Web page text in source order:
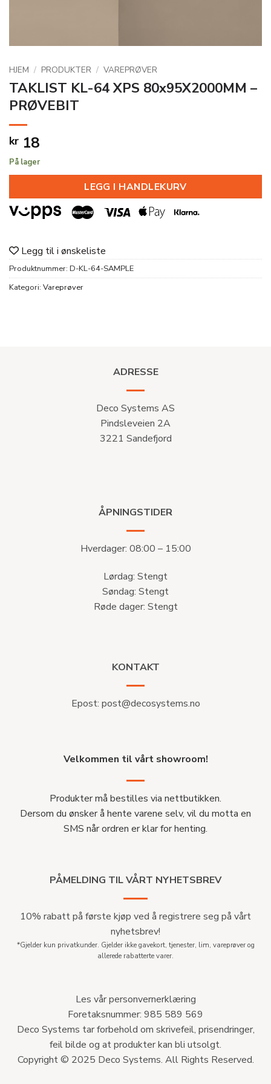
HJEM / PRODUKTER / VAREPRØVER
TAKLIST KL-64 XPS 80x95X2000MM –
PRØVEBIT
kr 18
På lager
LEGG I HANDLEKURV
Legg til i ønskeliste
Produktnummer: D-KL-64-SAMPLE
Kategori: Vareprøver
ADRESSE
Deco Systems AS
Pindsleveien 2A
3221 Sandefjord
ÅPNINGSTIDER
Hverdager: 08:00 – 15:00
Lørdag: Stengt
Søndag: Stengt
Røde dager: Stengt
KONTAKT
Epost: post@decosystems.no
Velkommen til vårt showroom!
Produkter må bestilles via nettbutikken.
Dersom du ønsker å hente varene selv, vil du motta en
SMS når ordren er klar for henting.
PÅMELDING TIL VÅRT NYHETSBREV
10% rabatt på første kjøp ved å registrere seg på vårt
nyhetsbrev!
*Gjelder kun privatkunder. Gjelder ikke gavekort, tjenester, lim, vareprøver og
allerede rabatterte varer.
Les vår personvernerklæring
Foretaksnummer: 985 589 569
Deco Systems tar forbehold om skrivefeil, prisendringer,
feil bilde og at produkter kan bli utsolgt.
Copyright © 2025 Deco Systems. All Rights Reserved.